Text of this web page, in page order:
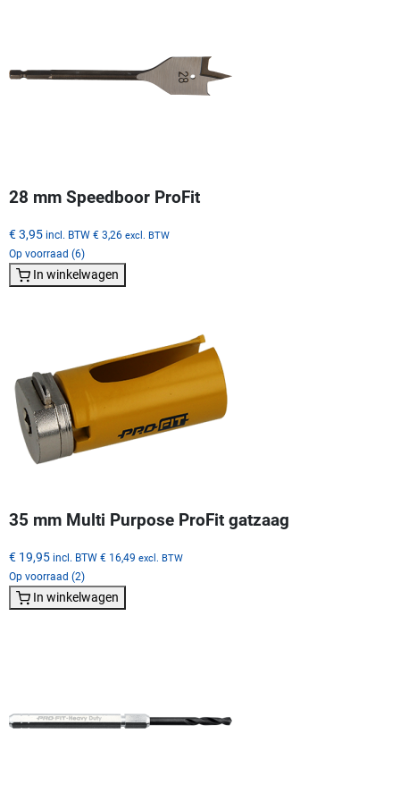
28 mm Speedboor ProFit
€ 3,95 incl. BTW € 3,26 excl. BTW
Op voorraad (6)
In winkelwagen
35 mm Multi Purpose ProFit gatzaag
€ 19,95 incl. BTW € 16,49 excl. BTW
Op voorraad (2)
In winkelwagen